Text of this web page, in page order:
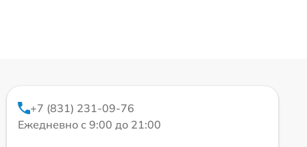
+7 (831) 231-09-76
Ежедневно с 9:00 до 21:00